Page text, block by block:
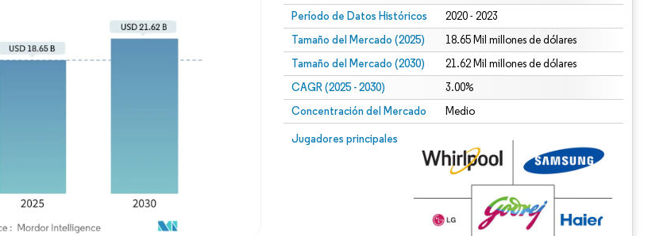
Período de Datos Históricos 2020 - 2023
Tamaño del Mercado (2025) 18.65 Mil millones de dólares
Tamaño del Mercado (2030) 21.62 Mil millones de dólares
CAGR (2025 - 2030) 3.00%
Concentración del Mercado Medio
Jugadores principales